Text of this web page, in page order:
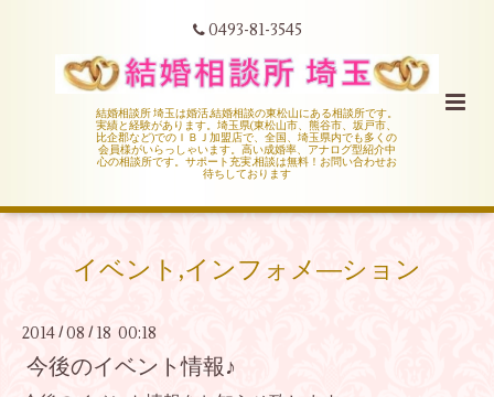
0493-81-3545
結婚相談所 埼玉は婚活,結婚相談の東松山にある相談所です。
実績と経験があります。埼玉県(東松山市、熊谷市、坂戸市、
比企郡など)でのＩＢＪ加盟店で、全国、埼玉県内でも多くの
会員様がいらっしゃいます。高い成婚率、アナログ型紹介中
心の相談所です。サポート充実,相談は無料！お問い合わせお
待ちしております
イベント,インフォメ―ション
2014 /08 / 18 00:18
今後のイベント情報♪